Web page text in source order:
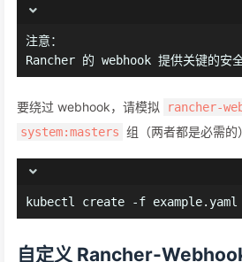
注意：
Rancher 的 webhook 提供关键的安
要绕过 webhook，请模拟 rancher-
system:masters 组（两者都是必需的
kubectl create -f example.yaml
自定义 Rancher-